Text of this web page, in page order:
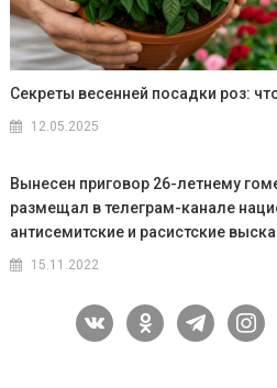
Секреты весенней посадки роз:
12.05.2025
Вынесен приговор 26-летнему
размещал в телеграм-канале
антисемитские и расистские
15.11.2022
vkontakteodnoklassniki
telegram